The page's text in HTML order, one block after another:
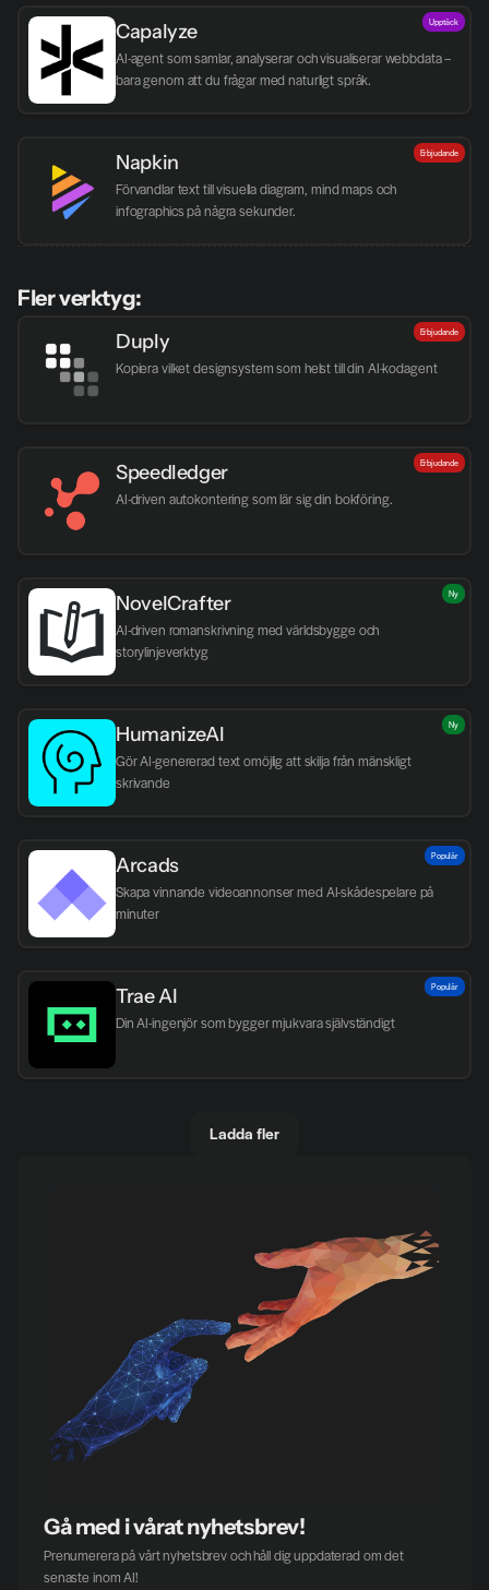
Capalyze
AI-agent som samlar, analyserar och visualiserar webbdata –
bara genom att du frågar med naturligt språk.
Upptäck
Napkin
Förvandlar text till visuella diagram, mind maps och
infographics på några sekunder.
Erbjudande
Fler verktyg:
Duply
Kopiera vilket designsystem som helst till din AI-kodagent
Erbjudande
Speedledger
AI-driven autokontering som lär sig din bokföring.
Erbjudande
NovelCrafter
AI-driven romanskrivning med världsbygge och
storylinjeverktyg
Ny
HumanizeAI
Gör AI-genererad text omöjlig att skilja från mänskligt
skrivande
Ny
Arcads
Skapa vinnande videoannonser med AI-skådespelare på
minuter
Populär
Trae AI
Din AI-ingenjör som bygger mjukvara självständigt
Populär
Ladda fler
Gå med i vårat nyhetsbrev!
Prenumerera på vårt nyhetsbrev och håll dig uppdaterad om det
senaste inom AI!